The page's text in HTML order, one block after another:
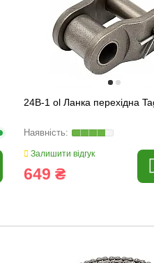
24B-1 ol Ланка перехідна
Залишити відгук
649 ₴